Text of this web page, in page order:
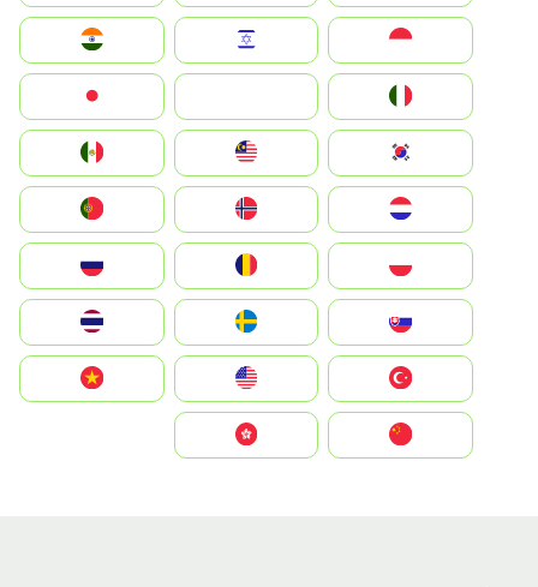
Indonesia
South Korea
Nederland
Portugal
România
Slovensko
United States
Vietnam